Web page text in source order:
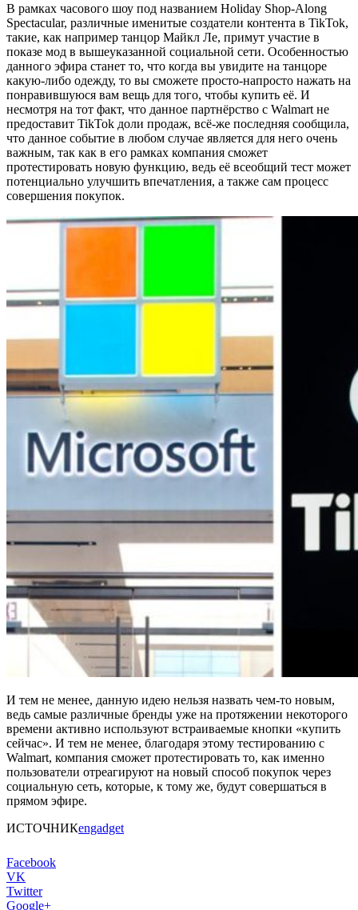
В рамках часового шоу под названием Holiday Shop-Along
Spectacular, различные именитые создатели контента в TikTok,
такие, как например танцор Майкл Ле, примут участие в
показе мод в вышеуказанной социальной сети. Особенностью
данного эфира станет то, что когда вы увидите на танцоре
какую-либо одежду, то вы сможете просто-напросто нажать на
понравившуюся вам вещь для того, чтобы купить её. И
несмотря на тот факт, что данное партнёрство с Walmart не
предоставит TikTok доли продаж, всё-же последняя сообщила,
что данное событие в любом случае является для него очень
важным, так как в его рамках компания сможет
протестировать новую функцию, ведь её всеобщий тест может
потенциально улучшить впечатления, а также сам процесс
совершения покупок.
И тем не менее, данную идею нельзя назвать чем-то новым,
ведь самые различные бренды уже на протяжении некоторого
времени активно используют встраиваемые кнопки «купить
сейчас». И тем не менее, благодаря этому тестированию с
Walmart, компания сможет протестировать то, как именно
пользователи отреагируют на новый способ покупок через
социальную сеть, которые, к тому же, будут совершаться в
прямом эфире.
ИСТОЧНИКengadget
Facebook
VK
Twitter
Google+